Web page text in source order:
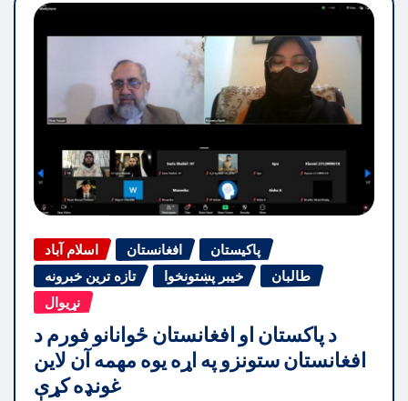
اسلام آباد افغانستان
پاکیستان
تازه ترین خبرونه
خیبر پښتونخوا
طالبان
نړیوال
د پاکستان او افغانستان ځوانانو فورم د
افغانستان ستونزو په اړه یوه مهمه آن لاین
غونډه کړې